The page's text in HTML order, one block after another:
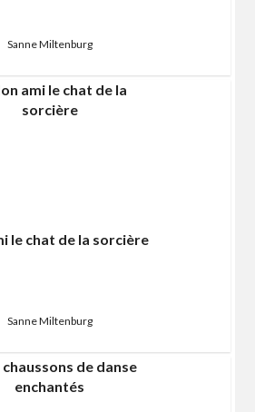
Sanne Miltenburg
le chat de la sorcière
Sanne Miltenburg